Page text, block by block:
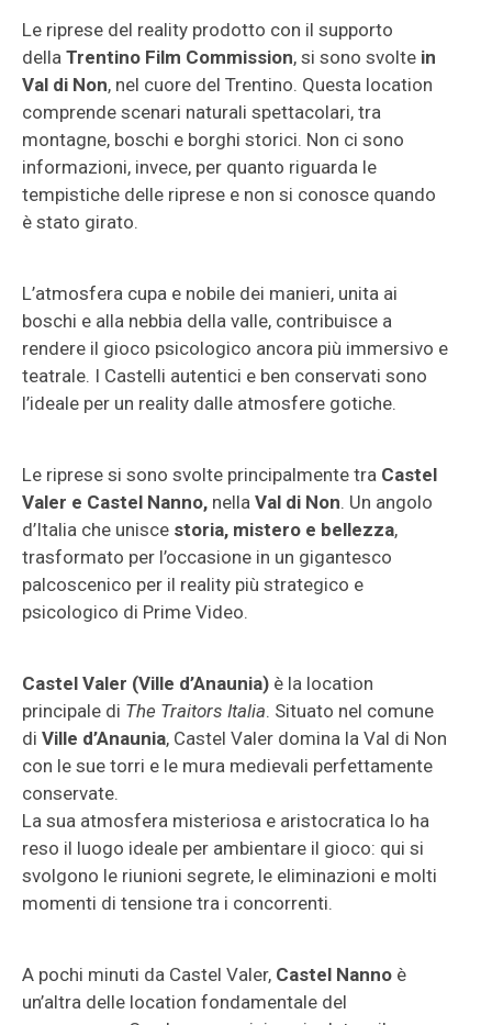
Le riprese del reality prodotto con il supporto
della Trentino Film Commission, si sono svolte in
Val di Non, nel cuore del Trentino. Questa location
comprende scenari naturali spettacolari, tra
montagne, boschi e borghi storici. Non ci sono
informazioni, invece, per quanto riguarda le
tempistiche delle riprese e non si conosce quando
è stato girato.
L’atmosfera cupa e nobile dei manieri, unita ai
boschi e alla nebbia della valle, contribuisce a
rendere il gioco psicologico ancora più immersivo e
teatrale. I Castelli autentici e ben conservati sono
l’ideale per un reality dalle atmosfere gotiche.
Le riprese si sono svolte principalmente tra Castel
Valer e Castel Nanno, nella Val di Non. Un angolo
d’Italia che unisce storia, mistero e bellezza,
trasformato per l’occasione in un gigantesco
palcoscenico per il reality più strategico e
psicologico di Prime Video.
Castel Valer (Ville d’Anaunia) è la location
principale di The Traitors Italia. Situato nel comune
di Ville d’Anaunia, Castel Valer domina la Val di Non
con le sue torri e le mura medievali perfettamente
conservate.
La sua atmosfera misteriosa e aristocratica lo ha
reso il luogo ideale per ambientare il gioco: qui si
svolgono le riunioni segrete, le eliminazioni e molti
momenti di tensione tra i concorrenti.
A pochi minuti da Castel Valer, Castel Nanno è
un’altra delle location fondamentale del